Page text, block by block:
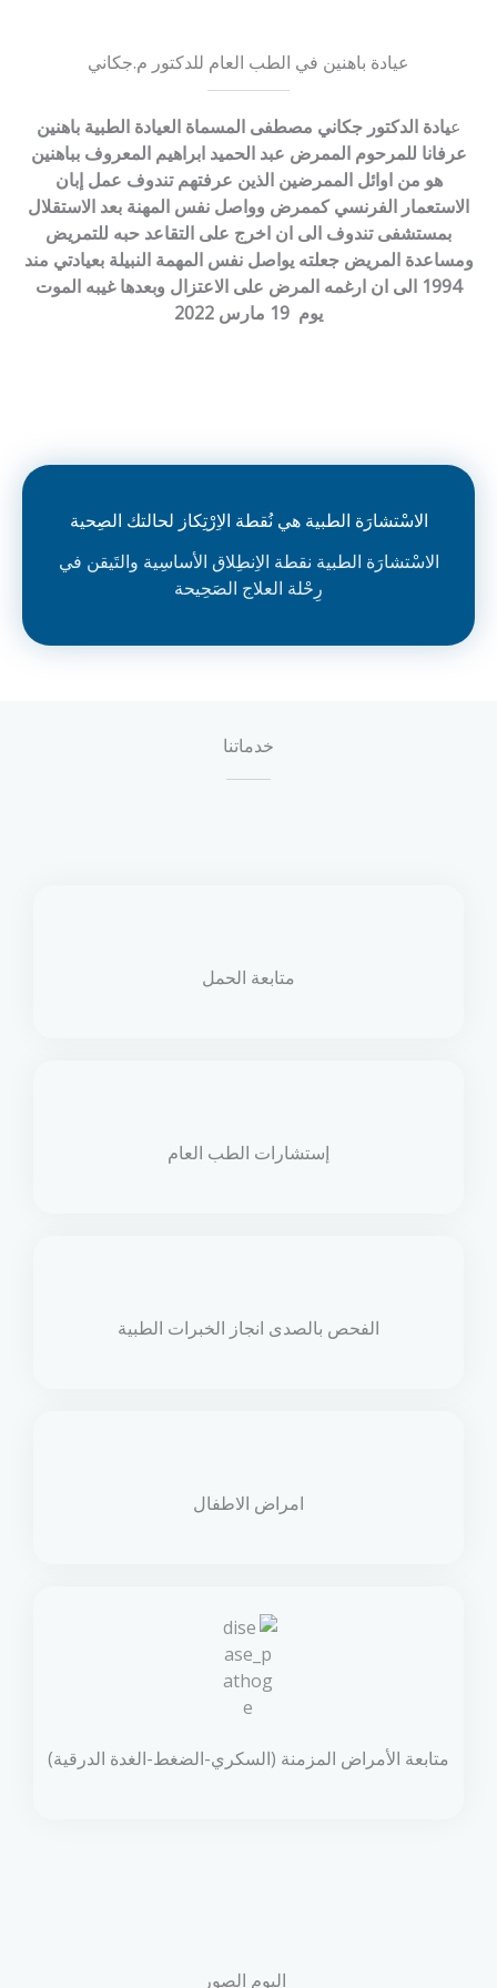
عيادة باهنين في الطب العام للدكتور م.جكاني
يادة الدكتور جكاني مصطفى المسماة العيادة الطبية باهنين
عرفانا للمرحوم الممرض عبد الحميد ابراهيم المعروف بباهنين
هو من اوائل الممرضين الذين عرفتهم تندوف عمل إبان
الاستعمار الفرنسي كممرض وواصل نفس المهنة بعد الاستقلال
بمستشفى تندوف الى ان اخرج على التقاعد حبه للتمريض
ومساعدة المريض جعلته يواصل نفس المهمة النبيلة بعيادتي مند
1994 الى ان ارغمه المرض على الاعتزال وبعدها غيبه الموت
يوم 19 مارس 2022
الاسْتشارَة الطبية هي نُقطة الاِرْتِكاز لحالتك الصِحية
الاسْتشارَة الطبية نقطة الاِنطِلاق الأساسِية والتَيقن في
رِحْلة العلاج الصَحِيحة
خدماتنا
متابعة الحمل
إستشارات الطب العام
الفحص بالصدى انجاز الخبرات الطبية
امراض الاطفال
متابعة الأمراض المزمنة (السكري-الضغط-الغدة الدرقية)
البوم الصور